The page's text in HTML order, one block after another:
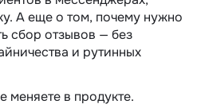
А еще о том, почему нужно
сбор отзывов — без
и рутинных
меняете в продукте.